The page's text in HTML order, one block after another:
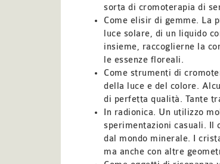
sorta di cromoterapia di
Come elisir di gemme. La
luce solare, di un liquido
insieme, raccoglierne la
le essenze floreali.
Come strumenti di
della luce e del colore.
di perfetta qualità. Tante
In radionica. Un utilizzo
sperimentazioni casuali. Il
dal mondo minerale. I
ma anche con altre